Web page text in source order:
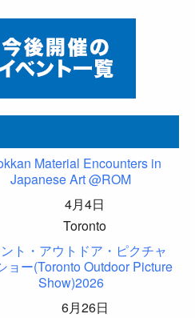
Material Encounters in
Japanese Art @ROM
4月4日
Toronto
ント・アウトドア・ピクチャ
ョー(Toronto Outdoor Picture
Show)2026
6月26日